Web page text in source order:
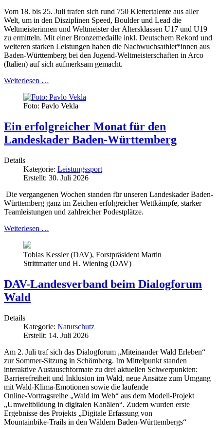
Vom 18. bis 25. Juli trafen sich rund 750 Klettertalente aus aller
Welt, um in den Disziplinen Speed, Boulder und Lead die
Weltmeisterinnen und Weltmeister der Altersklassen U17 und U19
zu ermitteln. Mit einer Bronzemedaille inkl. Deutschem Rekord und
weiteren starken Leistungen haben die Nachwuchsathlet*innen aus
Baden-Württemberg bei den Jugend-Weltmeisterschaften in Arco
(Italien) auf sich aufmerksam gemacht.
Weiterlesen …
Foto: Pavlo Vekla
Ein erfolgreicher Monat für den
Landeskader Baden-Württemberg
Details
Kategorie: Leistungssport
Erstellt: 30. Juli 2026
Die vergangenen Wochen standen für unseren Landeskader Baden-
Württemberg ganz im Zeichen erfolgreicher Wettkämpfe, starker
Teamleistungen und zahlreicher Podestplätze.
Weiterlesen …
Tobias Kessler (DAV), Forstpräsident Martin
Strittmatter und H. Wiening (DAV)
DAV-Landesverband beim Dialogforum
Wald
Details
Kategorie: Naturschutz
Erstellt: 14. Juli 2026
Am 2. Juli traf sich das Dialogforum „Miteinander Wald Erleben“
zur Sommer-Sitzung in Schömberg. Im Mittelpunkt standen
interaktive Austauschformate zu drei aktuellen Schwerpunkten:
Barrierefreiheit und Inklusion im Wald, neue Ansätze zum Umgang
mit Wald‑Klima‑Emotionen sowie die laufende
Online‑Vortragsreihe „Wald im Web“ aus dem Modell-Projekt
„Umweltbildung in digitalen Kanälen“. Zudem wurden erste
Ergebnisse des Projekts „Digitale Erfassung von
Mountainbike‑Trails in den Wäldern Baden‑Württembergs“